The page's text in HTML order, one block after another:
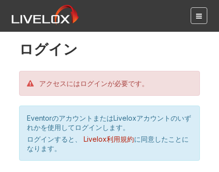
ログイン
アクセスにはログインが必要です。
EventorのアカウントまたはLiveloxアカウントのいず
れかを使用してログインします。
ログインすると、
Livelox利用規約に同意したことに
なります。